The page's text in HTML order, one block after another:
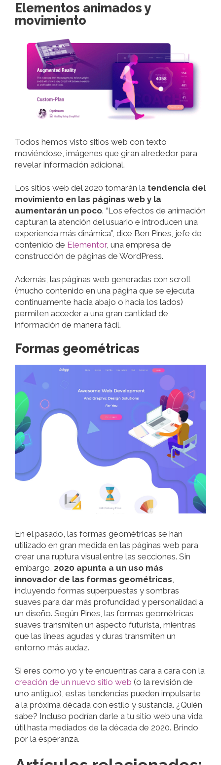
Elementos animados y
movimiento
Todos hemos visto sitios web con texto
moviéndose, imágenes que giran alrededor para
revelar información adicional.
Los sitios web del 2020 tomarán la tendencia del
movimiento en las páginas web y la
aumentarán un poco. “Los efectos de animación
capturan la atención del usuario e introducen una
experiencia más dinámica”, dice Ben Pines, jefe de
contenido de Elementor, una empresa de
construcción de páginas de WordPress.
Además, las páginas web generadas con scroll
(mucho contenido en una página que se ejecuta
continuamente hacia abajo o hacia los lados)
permiten acceder a una gran cantidad de
información de manera fácil.
Formas geométricas
En el pasado, las formas geométricas se han
utilizado en gran medida en las páginas web para
crear una ruptura visual entre las secciones. Sin
embargo, 2020 apunta a un uso más
innovador de las formas geométricas,
incluyendo formas superpuestas y sombras
suaves para dar más profundidad y personalidad a
un diseño. Según Pines, las formas geométricas
suaves transmiten un aspecto futurista, mientras
que las líneas agudas y duras transmiten un
entorno más audaz.
Si eres como yo y te encuentras cara a cara con la
creación de un nuevo sitio web (o la revisión de
uno antiguo), estas tendencias pueden impulsarte
a la próxima década con estilo y sustancia. ¿Quién
sabe? Incluso podrían darle a tu sitio web una vida
útil hasta mediados de la década de 2020. Brindo
por la esperanza.